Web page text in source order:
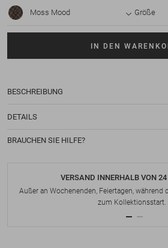
Moss Mood Größe
IN DEN
BESCHREIBUNG
DETAILS
BRAUCHEN SIE HILFE?
VERSAND INNERHALB VON
Außer an Wochenenden, Feiertagen, während
zum Kollektionsstart.